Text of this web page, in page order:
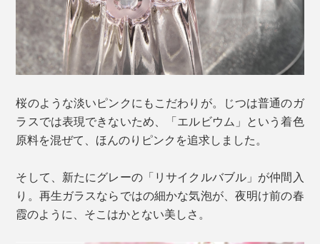
桜のような淡いピンクにもこだわりが。じつは普通のガ
ラスでは表現できないため、「エルビウム」という着色
原料を混ぜて、ほんのりピンクを追求しました。
そして、新たにグレーの「リサイクルバブル」が仲間入
り。再生ガラスならではの細かな気泡が、夜明け前の春
霞のように、そこはかとない美しさ。